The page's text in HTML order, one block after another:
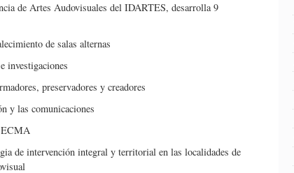
de Artes Audovisuales del IDARTES, desarrolla 9
de salas alternas
investigaciones
preservadores y creadores
y las comunicaciones
de intervención integral y territorial en las localidades de